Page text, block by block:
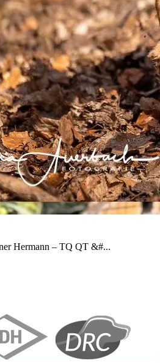
Hermann – TQ QT &#...